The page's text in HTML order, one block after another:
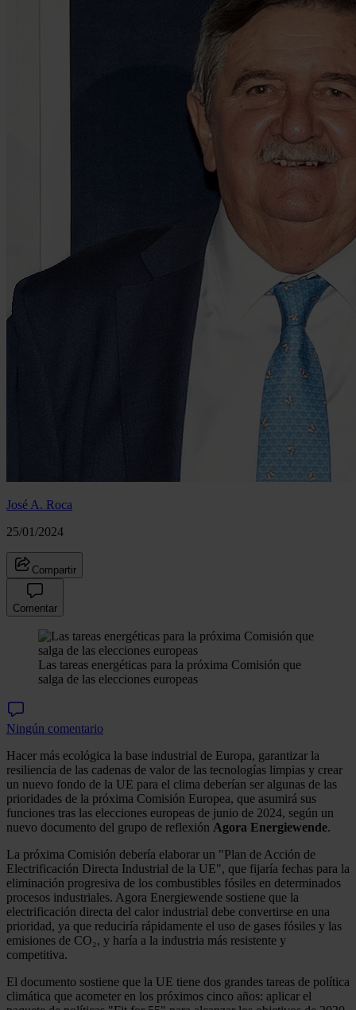
José A. Roca
25/01/2024
Compartir
Comentar
Las tareas energéticas para la próxima Comisión que
salga de las elecciones europeas
Ningún comentario
Hacer más ecológica la base industrial de Europa, garantizar la
resiliencia de las cadenas de valor de las tecnologías limpias y crear
un nuevo fondo de la UE para el clima deberían ser algunas de las
prioridades de la próxima Comisión Europea, que asumirá sus
funciones tras las elecciones europeas de junio de 2024, según un
nuevo documento del grupo de reflexión Agora Energiewende.
La próxima Comisión debería elaborar un "Plan de Acción de
Electrificación Directa Industrial de la UE", que fijaría fechas para la
eliminación progresiva de los combustibles fósiles en determinados
procesos industriales. Agora Energiewende sostiene que la
electrificación directa del calor industrial debe convertirse en una
prioridad, ya que reduciría rápidamente el uso de gases fósiles y las
emisiones de CO₂, y haría a la industria más resistente y
competitiva.
El documento sostiene que la UE tiene dos grandes tareas de política
climática que acometer en los próximos cinco años: aplicar el